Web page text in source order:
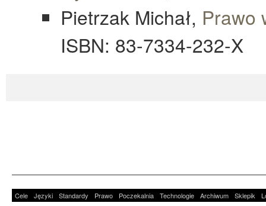
Pietrzak Michał, Prawo
ISBN: 83-7334-232-X
Cele Języki Standardy Prawo Poczekalnia Technologie Archiwum Sklepik